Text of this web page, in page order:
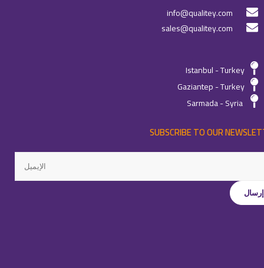
info@qualitey.com
sales@qualitey.com
Istanbul - Turkey
Gaziantep - Turkey
Sarmada - Syria
SUBSCRIBE TO OUR